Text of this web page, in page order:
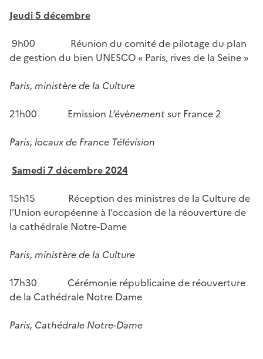
Jeudi 5 décembre
9h00 Réunion du comité de pilotage du plan
de gestion du bien UNESCO « Paris, rives de la Seine »
Paris, ministère de la Culture
21h00 Emission L’évènementsur France 2
Paris, locaux de France Télévision
Samedi 7 décembre 2024
15h15 Réception des ministres de la Culture de
l’Union européenne à l’occasion de la réouverture de
la cathédrale Notre-Dame
Paris, ministère de la Culture
17h30 Cérémonie républicaine de réouverture
de la Cathédrale Notre Dame
Paris, Cathédrale Notre-Dame